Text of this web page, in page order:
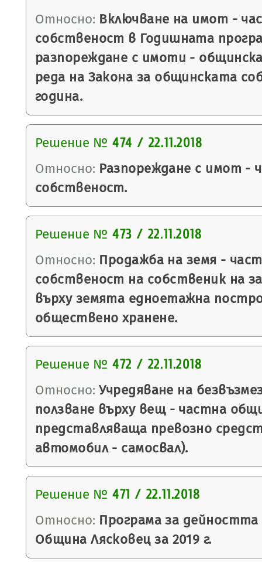
Относно: Включване на имот -
собственост в Годишната
разпореждане с имоти -
реда на Закона за общинската
година.
Решение № 474 / 22.11.2018
Относно: Разпореждане с имот -
собственост.
Решение № 473 / 22.11.2018
Относно: Продажба на земя -
собственост на собственик на
върху земята едноетажна
обществено хранене.
Решение № 472 / 22.11.2018
Относно: Учредяване на
ползване върху вещ - частна
представляваща превозно
автомобил - самосвал).
Решение № 471 / 22.11.2018
Относно: Програма за
Община Лясковец за 2019 г.